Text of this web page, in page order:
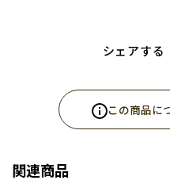
シェアする
この商品に
関連商品